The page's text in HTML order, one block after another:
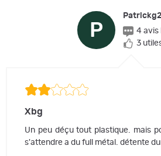
P
4 avis
3
Xbg
Un peu déçu tout plastique. mais
s'attendre a du full métal. détente